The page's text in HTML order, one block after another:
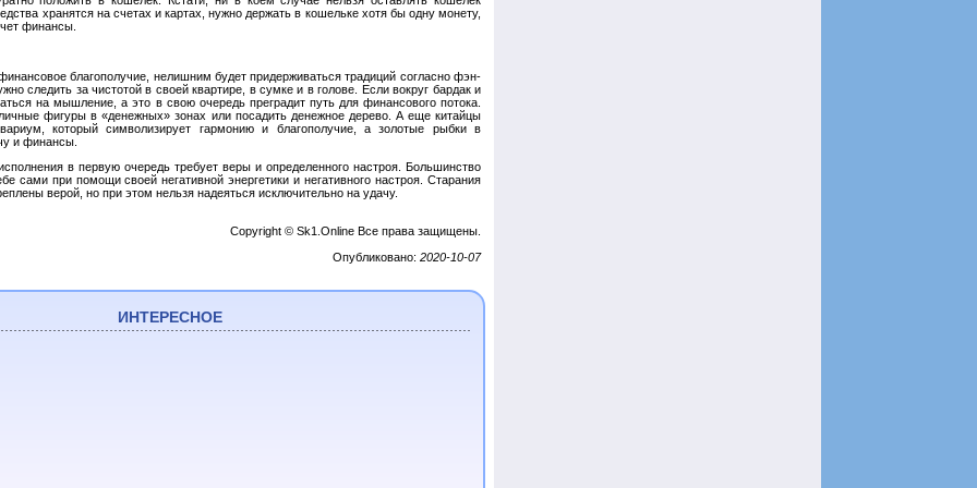
хранятся на счетах и картах, нужно держать в кошельке хотя бы одну монету,
финансы.
благополучие, нелишним будет придерживаться традиций согласно фэн-
следить за чистотой в своей квартире, в сумке и в голове. Если вокруг бардак и
на мышление, а это в свою очередь преградит путь для финансового потока.
фигуры в «денежных» зонах или посадить денежное дерево. А еще китайцы
который символизирует гармонию и благополучие, а золотые рыбки в
и финансы.
в первую очередь требует веры и определенного настроя. Большинство
сами при помощи своей негативной энергетики и негативного настроя. Старания
верой, но при этом нельзя надеяться исключительно на удачу.
Copyright © Sk1.Online Все права защищены.
Опубликовано: 2020-10-07
ИНТЕРЕСНОЕ